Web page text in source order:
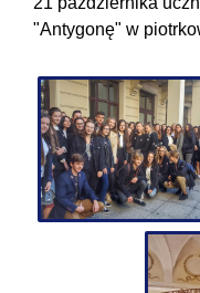
"Antygonę" w